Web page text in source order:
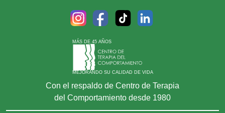
MÁS DE 45 AÑOS
MEJORANDO SU CALIDAD DE VIDA
Con el respaldo de Centro de Terapia
del Comportamiento desde 1980